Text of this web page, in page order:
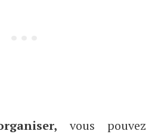
vous pouvez